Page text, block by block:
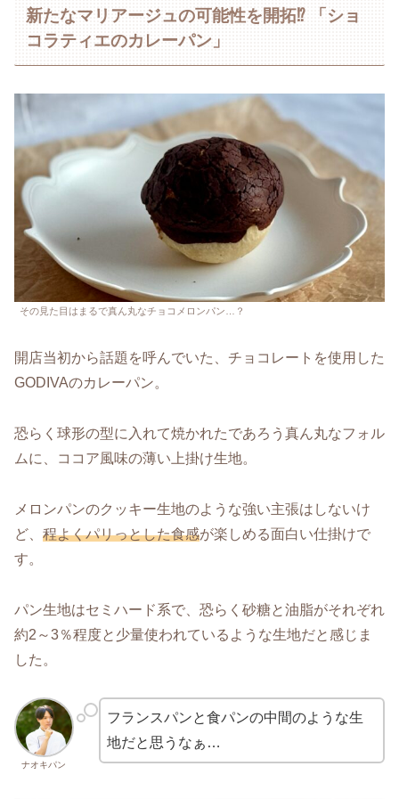
新たなマリアージュの可能性を開拓⁉ 「ショ
コラティエのカレーパン」
その見た目はまるで真ん丸なチョコメロンパン…？
開店当初から話題を呼んでいた、チョコレートを使用した
GODIVAのカレーパン。
恐らく球形の型に入れて焼かれたであろう真ん丸なフォル
ムに、ココア風味の薄い上掛け生地。
メロンパンのクッキー生地のような強い主張はしないけ
ど、 程よくパリっとした食感が楽しめる面白い仕掛けで
す。
パン生地はセミハード系で、恐らく砂糖と油脂がそれぞれ
約2～3％程度と少量使われているような生地だと感じま
した。
ナオキパン
フランスパンと食パンの中間のような生
地だと思うなぁ…